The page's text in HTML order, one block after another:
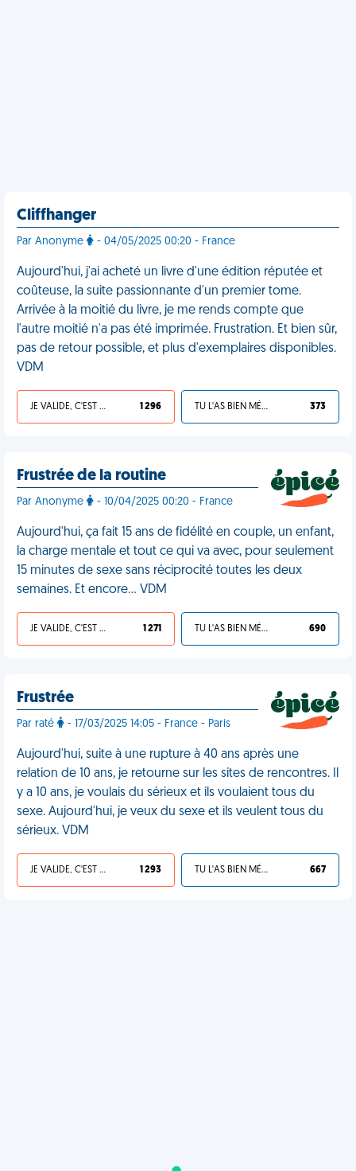
Cliffhanger
Par Anonyme - 04/05/2025 00:20 - France
Aujourd'hui, j'ai acheté un livre d'une édition réputée et
coûteuse, la suite passionnante d'un premier tome.
Arrivée à la moitié du livre, je me rends compte que
l'autre moitié n'a pas été imprimée. Frustration. Et bien sûr,
pas de retour possible, et plus d'exemplaires disponibles.
VDM
JE VALIDE, C'EST UNE VDM 1 296 TU L'AS BIEN MÉRITÉ 373
Frustrée de la routine
Par Anonyme - 10/04/2025 00:20 - France
Aujourd'hui, ça fait 15 ans de fidélité en couple, un enfant,
la charge mentale et tout ce qui va avec, pour seulement
15 minutes de sexe sans réciprocité toutes les deux
semaines. Et encore… VDM
JE VALIDE, C'EST UNE VDM 1 271 TU L'AS BIEN MÉRITÉ 690
Frustrée
Par raté - 17/03/2025 14:05 - France - Paris
Aujourd'hui, suite à une rupture à 40 ans après une
relation de 10 ans, je retourne sur les sites de rencontres. Il
y a 10 ans, je voulais du sérieux et ils voulaient tous du
sexe. Aujourd'hui, je veux du sexe et ils veulent tous du
sérieux. VDM
JE VALIDE, C'EST UNE VDM 1 293 TU L'AS BIEN MÉRITÉ 667